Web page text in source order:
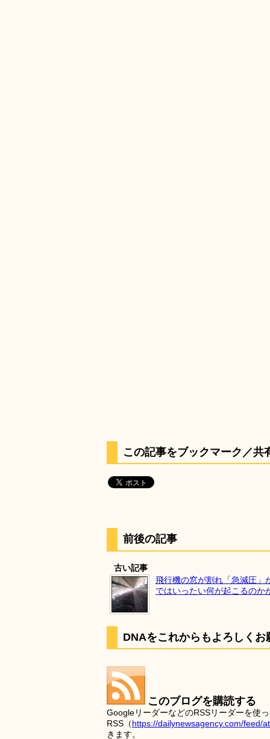
この記事をブックマーク／共
前後の記事
古い記事
飛行機の窓が割れ「急減圧」
ではいったい何が起こるのか
DNAをこれからもよろしくお
このブログを購読する
GoogleリーダーなどのRSSリーダーを使
RSS（https://dailynewsagency.com/feed/
きます。